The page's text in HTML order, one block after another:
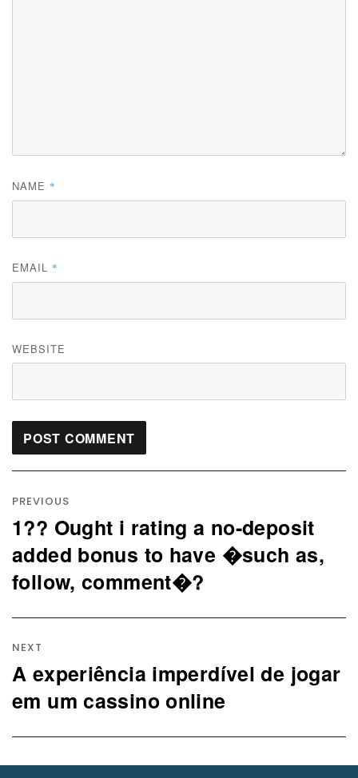
NAME *
EMAIL *
WEBSITE
navigation
PREVIOUS
Previous
post:
1?? Ought i rating a no-deposit
added bonus to have �such as,
follow, comment�?
NEXT
Next
post:
A experiência imperdível de jogar
em um cassino online